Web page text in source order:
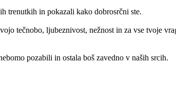
trenutkih in pokazali kako dobrosrčni ste.
tečnobo, ljubeznivost, nežnost in za vse tvoje
pozabili in ostala boš zavedno v naših srcih.